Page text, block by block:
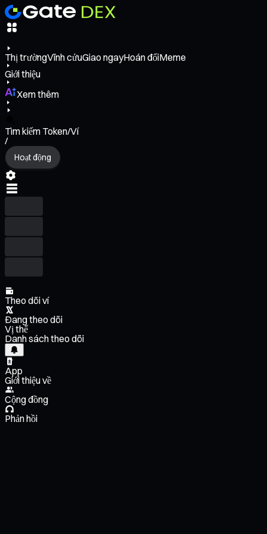
Thị trườngVĩnh cửuGiao ngayHoán đổiMeme
Giới thiệu
Xem thêm
Tìm kiếm Token/Ví
/
Hoạt động
Theo dõi ví
Đang theo dõi
Vị thế
Danh sách theo dõi
App
Giới thiệu về
Cộng đồng
Phản hồi